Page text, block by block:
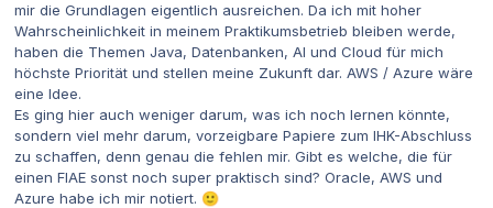
mir die Grundlagen eigentlich ausreichen. Da ich mit hoher
Wahrscheinlichkeit in meinem Praktikumsbetrieb bleiben werde,
haben die Themen Java, Datenbanken, AI und Cloud für mich
höchste Priorität und stellen meine Zukunft dar. AWS / Azure wäre
eine Idee.
Es ging hier auch weniger darum, was ich noch lernen könnte,
sondern viel mehr darum, vorzeigbare Papiere zum IHK-Abschluss
zu schaffen, denn genau die fehlen mir. Gibt es welche, die für
einen FIAE sonst noch super praktisch sind? Oracle, AWS und
Azure habe ich mir notiert. 🙂